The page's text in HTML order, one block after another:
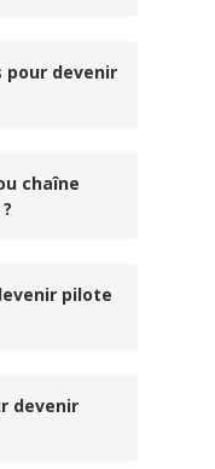
pour devenir
chaîne
pilote
devenir